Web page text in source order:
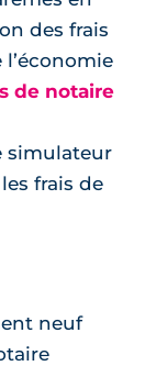
des frais
de notaire
simulateur
frais de
neuf